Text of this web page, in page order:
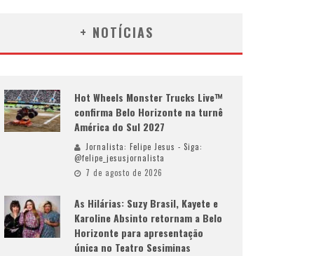
+ NOTÍCIAS
Hot Wheels Monster Trucks Live™
confirma Belo Horizonte na turnê
América do Sul 2027
Jornalista: Felipe Jesus - Siga:
@felipe_jesusjornalista
7 de agosto de 2026
As Hilárias: Suzy Brasil, Kayete e
Karoline Absinto retornam a Belo
Horizonte para apresentação
única no Teatro Sesiminas